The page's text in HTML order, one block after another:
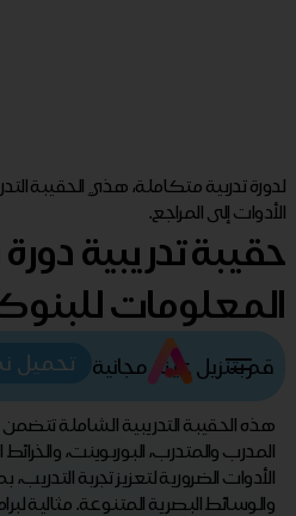
لدورة تدربية متكاملة، هذي الحقيبة
الأدوات إلى المراجع.
حقيبة تدريبية
المعلومات
قم بتنزيل عينة مجانية تحميل
هذه الحقيبة التدريبية الشاملة
المدرب والمتدرب، البوربوينت،
الأدوات الضرورية لتعزيز تجربة
والوسائط البصرية المتنوعة. مثالية